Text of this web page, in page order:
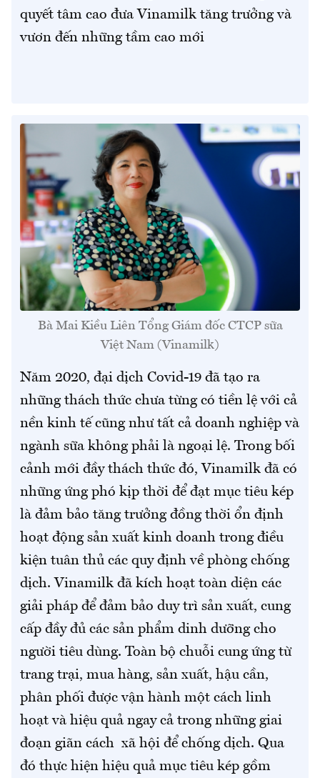
quyết tâm cao đưa Vinamilk tăng trưởng và
vươn đến những tầm cao mới
Bà Mai Kiều Liên Tổng Giám đốc CTCP sữa
Việt Nam (Vinamilk)
Năm 2020, đại dịch Covid-19 đã tạo ra
những thách thức chưa từng có tiền lệ với cả
nền kinh tế cũng như tất cả doanh nghiệp và
ngành sữa không phải là ngoại lệ. Trong bối
cảnh mới đầy thách thức đó, Vinamilk đã có
những ứng phó kịp thời để đạt mục tiêu kép
là đảm bảo tăng trưởng đồng thời ổn định
hoạt động sản xuất kinh doanh trong điều
kiện tuân thủ các quy định về phòng chống
dịch. Vinamilk đã kích hoạt toàn diện các
giải pháp để đảm bảo duy trì sản xuất, cung
cấp đầy đủ các sản phẩm dinh dưỡng cho
người tiêu dùng. Toàn bộ chuỗi cung ứng từ
trang trại, mua hàng, sản xuất, hậu cần,
phân phối được vận hành một cách linh
hoạt và hiệu quả ngay cả trong những giai
đoạn giãn cách xã hội để chống dịch. Qua
đó thực hiện hiệu quả mục tiêu kép gồm